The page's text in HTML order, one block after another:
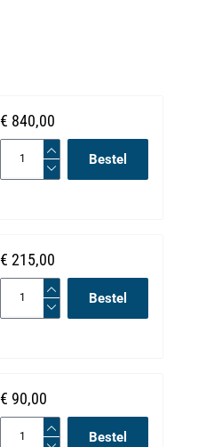
€ 840,00
Bestel
€ 215,00
Bestel
€ 90,00
Bestel